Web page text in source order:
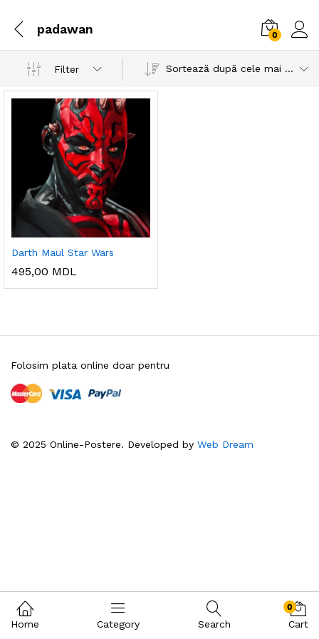
padawan 0
Filter Sortează după cele mai recente
Darth Maul Star Wars
495,00 MDL
© 2025 Online-Postere. Developed by Web Dream
Folosim plata online doar pentru
Home Category Search
0
Cart